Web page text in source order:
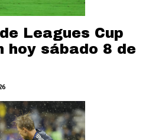
Leagues Cup
hoy sábado 8 de